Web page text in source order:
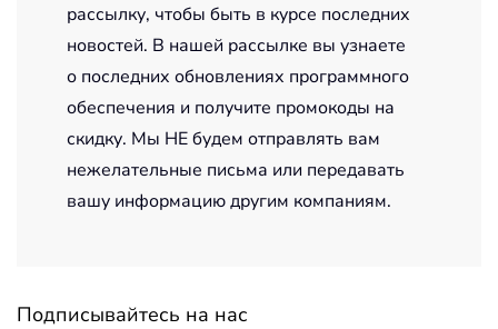
рассылку, чтобы быть в курсе последних
новостей. В нашей рассылке вы узнаете
о последних обновлениях программного
обеспечения и получите промокоды на
скидку. Мы НЕ будем отправлять вам
нежелательные письма или передавать
вашу информацию другим компаниям.
Подписывайтесь на нас